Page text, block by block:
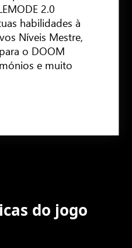
2.0
habilidades à
Níveis Mestre,
o DOOM
e muito
do jogo